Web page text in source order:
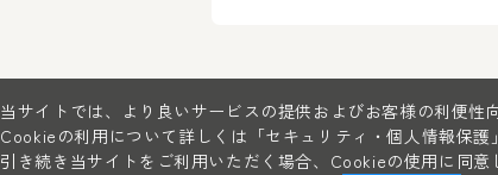
当サイトでは、より良いサービスの提供およびお客様の利便性
Cookieの利用について詳しくは 「セキュリティ・個人情報保護」
引き続き当サイトをご利用いただく場合、Cookieの使用に同意